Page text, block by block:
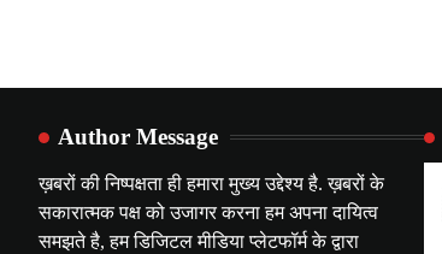
Author Message
ख़बरों की निष्पक्षता ही हमारा मुख्य उद्देश्य है. ख़बरों के
सकारात्मक पक्ष को उजागर करना हम अपना दायित्व
समझते है, हम डिजिटल मीडिया प्लेटफॉर्म के द्वारा